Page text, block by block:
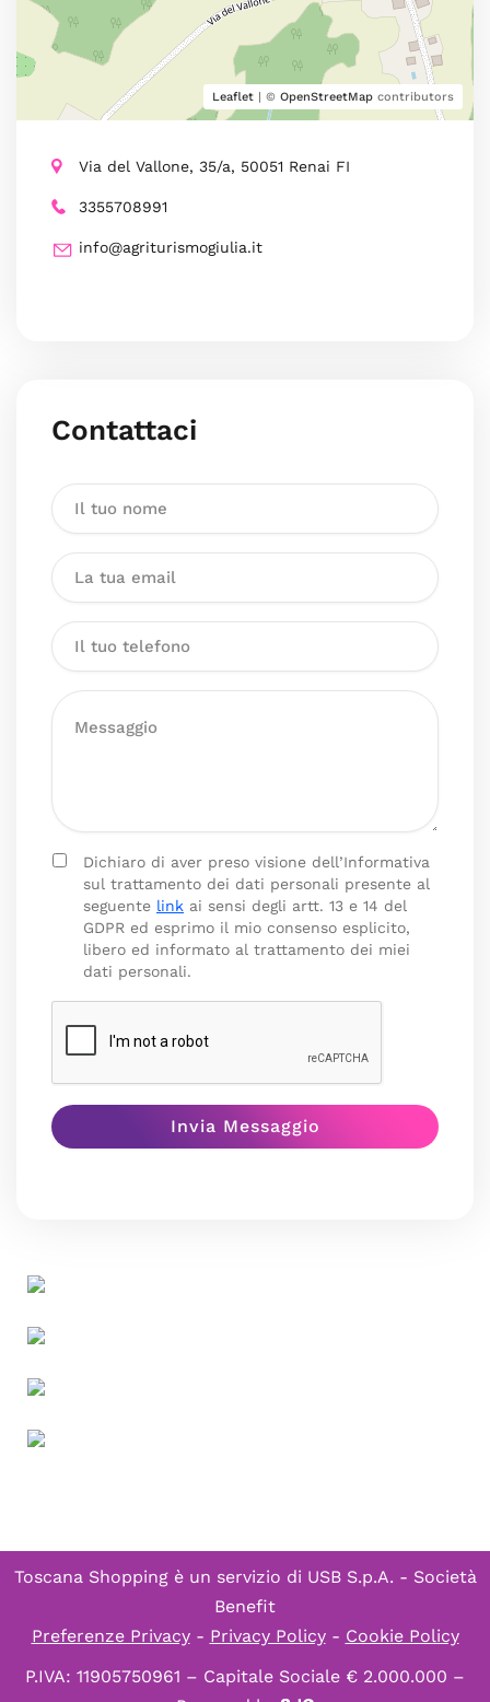
Leaflet | © OpenStreetMap contributors
Via del Vallone, 35/a, 50051 Renai FI
3355708991
info@agriturismogiulia.it
Contattaci
Dichiaro di aver preso visione dell’Informativa
sul trattamento dei dati personali presente al
seguente link ai sensi degli artt. 13 e 14 del
GDPR ed esprimo il mio consenso esplicito,
libero ed informato al trattamento dei miei
dati personali.
Toscana Shopping è un servizio di USB S.p.A. - Società
Benefit
Preferenze Privacy- Privacy Policy- Cookie Policy
P.IVA: 11905750961 – Capitale Sociale € 2.000.000 –